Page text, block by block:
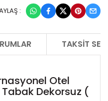
:
TAKSIT
Otel
Tabak Dekorsuz (